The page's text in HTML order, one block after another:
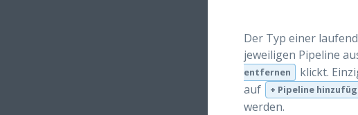
Der Typ einer
jeweiligen Pipeline
entfernen
klickt.
auf
+ Pipeline
werden.